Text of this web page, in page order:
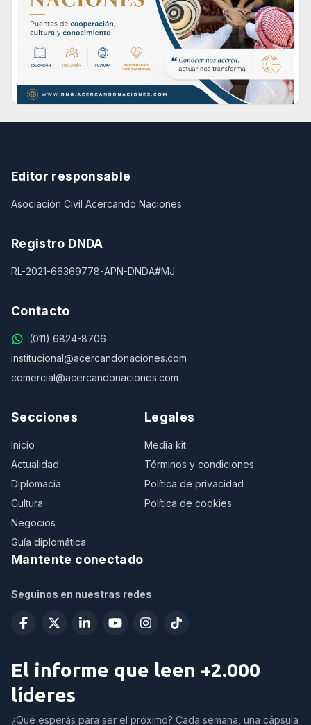
Editor responsable
Asociación Civil Acercando Naciones
Registro DNDA
RL-2021-66369778-APN-DNDA#MJ
Contacto
(011) 6824-8706
institucional@acercandonaciones.com
comercial@acercandonaciones.com
Secciones
Inicio
Actualidad
Diplomacia
Cultura
Negocios
Guía diplomática
Legales
Media kit
Términos y condiciones
Política de privacidad
Política de cookies
Mantente conectado
Seguinos en nuestras redes
El informe que leen +2.000
líderes
¿Qué esperás para ser el próximo? Cada semana, una cápsula